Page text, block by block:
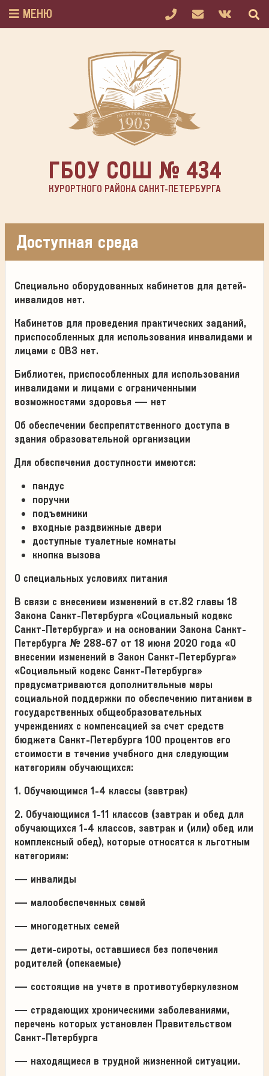
МЕНЮ
ГБОУ СОШ № 434
КУРОРТНОГО РАЙОНА САНКТ-ПЕТЕРБУРГА
Доступная среда
Специально оборудованных кабинетов для детей-
инвалидов нет.
Кабинетов для проведения практических заданий,
приспособленных для использования инвалидами и
лицами с ОВЗ нет.
Библиотек, приспособленных для использования
инвалидами и лицами с ограниченными
возможностями здоровья — нет
Об обеспечении беспрепятственного доступа в
здания образовательной организации
Для обеспечения доступности имеются:
пандус
поручни
подъемники
входные раздвижные двери
доступные туалетные комнаты
кнопка вызова
О специальных условиях питания
В связи с внесением изменений в ст.82 главы 18
Закона Санкт-Петербурга «Социальный кодекс
Санкт-Петербурга» и на основании Закона Санкт-
Петербурга № 288-67 от 18 июня 2020 года «О
внесении изменений в Закон Санкт-Петербурга»
«Социальный кодекс Санкт-Петербурга»
предусматриваются дополнительные меры
социальной поддержки по обеспечению питанием в
государственных общеобразовательных
учреждениях с компенсацией за счет средств
бюджета Санкт-Петербурга 100 процентов его
стоимости в течение учебного дня следующим
категориям обучающихся:
1. Обучающимся 1-4 классы (завтрак)
2. Обучающимся 1-11 классов (завтрак и обед для
обучающихся 1-4 классов, завтрак и (или) обед или
комплексный обед), которые относятся к льготным
категориям:
— инвалиды
— малообеспеченных семей
— многодетных семей
— дети-сироты, оставшиеся без попечения
родителей (опекаемые)
— состоящие на учете в противотуберкулезном
— страдающих хроническими заболеваниями,
перечень которых установлен Правительством
Санкт-Петербурга
— находящиеся в трудной жизненной ситуации.